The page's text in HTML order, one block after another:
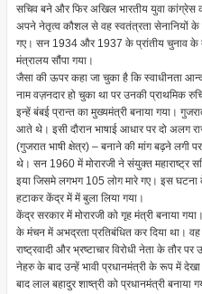
सचिव बने और फिर अखिल भारतीय युवा कांग्रेस
अपने नेतृत्व कौशल से वह स्वतंत्रता सेनानियों
गए। सन 1934 और 1937 के प्रांतीय चुनाव के
मंत्रालय सौंपा गया।
जैसा की ऊपर कहा जा चुका है कि स्वाधीनता
नाम वज़नदार हो चुका था पर उनकी प्राथमिक
इन्हें बंबई प्रान्त का मुख्यमंत्री बनाया गया।
आते थे। इसी दौरान भाषाई आधार पर दो अलग
(गुजरात भाषी क्षेत्र) – बनाने की मांग बढ़ने लगी
थे। सन 1960 में मोरारजी ने संयुक्त महाराष्ट्र
इया जिसमे लगभग 105 लोग मारे गए। इस घटना
हटाकर केंद्र में में बुला लिया गया।
केंद्र सरकार में मोरारजी को गृह मंत्री बनाया
के मंचन में अभद्रता प्रतिबंधित कर दिया था।
राष्ट्रवादी और भ्रष्टाचार विरोधी नेता के तौर
नेहरु के बाद उन्हें भावी प्रधानमंत्री के रूप में
बाद लाल बहादुर शाष्त्री को प्रधानमंत्री बनाया